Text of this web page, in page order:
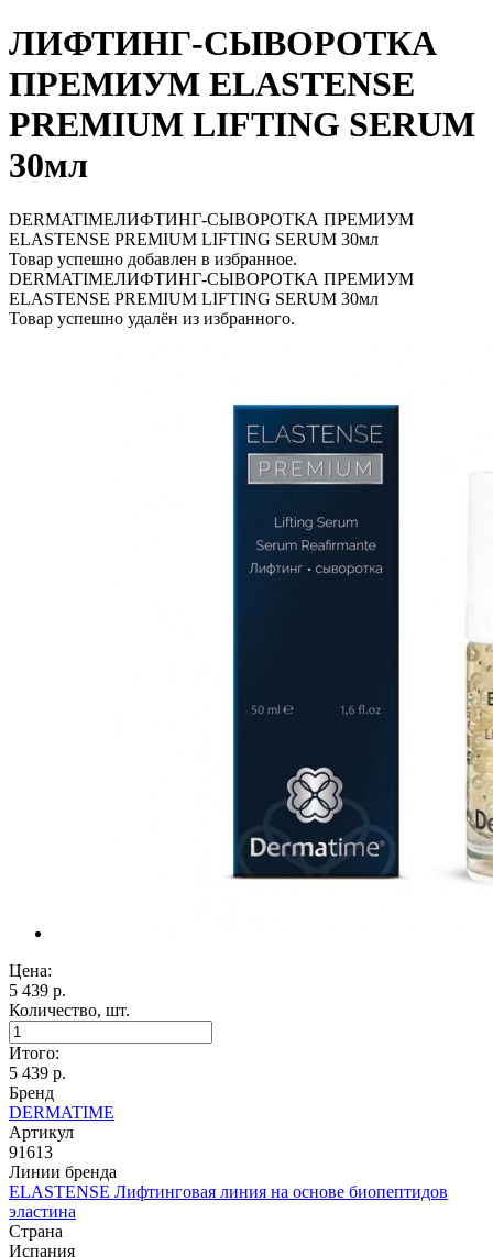
ЛИФТИНГ-СЫВОРОТКА
ПРЕМИУМ ELASTENSE
PREMIUM LIFTING SERUM
30мл
DERMATIMEЛИФТИНГ-СЫВОРОТКА ПРЕМИУМ
ELASTENSE PREMIUM LIFTING SERUM 30мл
Товар успешно добавлен в избранное.
DERMATIMEЛИФТИНГ-СЫВОРОТКА ПРЕМИУМ
ELASTENSE PREMIUM LIFTING SERUM 30мл
Товар успешно удалён из избранного.
Цена:
5 439 р.
Количество, шт.
Итого:
5 439 р.
Бренд
DERMATIME
Артикул
91613
Линии бренда
ELASTENSE Лифтинговая линия на основе биопептидов
эластина
Страна
Испания